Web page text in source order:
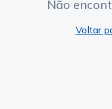
Não
Voltar